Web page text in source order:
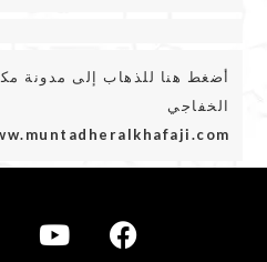
أضغط هنا للذهاب إلى مدونة
الخفاجي